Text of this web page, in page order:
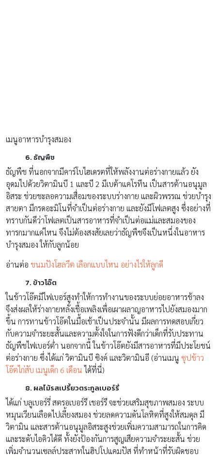
เมนูอาหารบำรุงสมอง
6. ธัญพืช
ธัญพืช ที่นอกจากมีคาร์โบไฮเดรตที่ให้พลังงานต่อร่างกายแล้ว ยัง
อุดมไปด้วยวิตามินบี 1 และบี 2 มีเบต้าแคโรทีน เป็นสารต้านอนุมูล
อิสระ ช่วยชะลอความเสื่อมของระบบร่างกาย และผิวพรรณ ช่วยบำรุง
สายตา มีกรดอะมิโนที่จำเป็นต่อร่างกาย และยังมีโฟเลตสูง ซึ่งอย่างที่
ทราบกันดีว่าโฟเลตเป็นสารอาหารที่จำเป็นต่อแม่และสมองของ
ทารกมากแค่ไหน จึงไม่ต้องสงสัยเลยว่าธัญพืชจึงเป็นหนึ่งในอาหาร
บำรุงสมอง ให้กับลูกน้อย
อ่านต่อ ขนมปังโฮลวีต เลือกแบบไหน อย่างไรให้ลูกดี
7. ข้าวโอ๊ต
ในข้าวโอ๊ตมีไฟเบอร์สูงทำให้การทำงานของระบบย่อยอาหารช้าลง
จึงส่งผลให้ร่างกายหลั่งเชื้อเพลิงเพื่อเผาผลาญอาหารไปยังสมองมาก
ขึ้น การทานข้าวโอ๊ตในมื้อเช้าเป็นประจำนั้น มีผลการทดสอบเกี่ยว
กับความจำระยะสั้นและความตั้งใจในการฟังดีกว่าเด็กที่รับประทาน
ธัญพืชไฟเบอร์ต่ำ นอกจากนี้ ในข้าวโอ๊ตยังมีสารอาหารที่มีประโยชน์
ต่อร่างกาย ซึ่งได้แก่ วิตามินบี ซิงค์ และวิตามินอี (อ่านเมนู ซุปข้าว
โอ๊ตไก่สับ เมนูเด็ก 6 เดือนได้ที่นี่)
8. ผลไม้รสเปรี้ยวตระกูลเบอร์รี่
ได้แก่ บลูเบอร์รี่ สตรอเบอร์รี เชอร์รี จะช่วยเสริมสุขภาพสมอง ระบบ
หมุนเวียนเลือดไปเลี้ยงสมอง ช่วยลดความดันโลหิตที่สูงให้สมดุล มี
วิตามิน และสารต้านอนุมูลอิสระสูงช่วยเพิ่มความสามารถในการคิด
และระดับไอคิวได้ดี ทั้งยังป้องกันการสูญเสียความจำระยะสั้น ช่วย
เพิ่มจำนวนเซลล์ประสาทในฮิปโปแคมปัส ที่ทำหน้าที่รับผิดชอบ